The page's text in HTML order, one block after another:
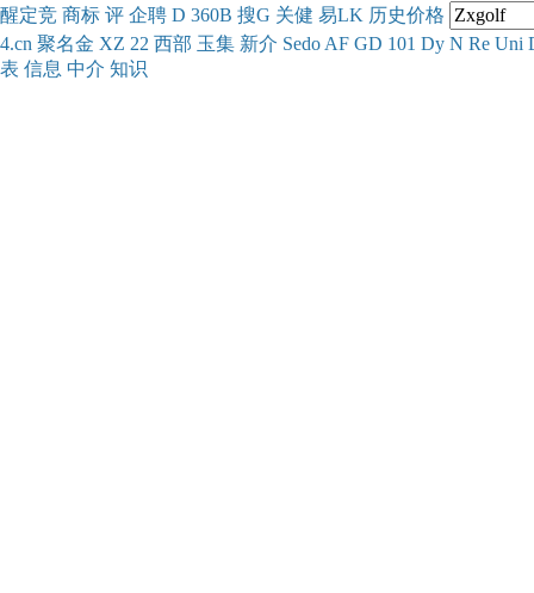
醒定竞 商标 评 企聘 D 360B 搜G 关健 易LK 历史价格
4.cn 聚名金 XZ 22 西部 玉集 新介 Sedo AF GD 101 Dy N Re Uni
表 信息 中介 知识